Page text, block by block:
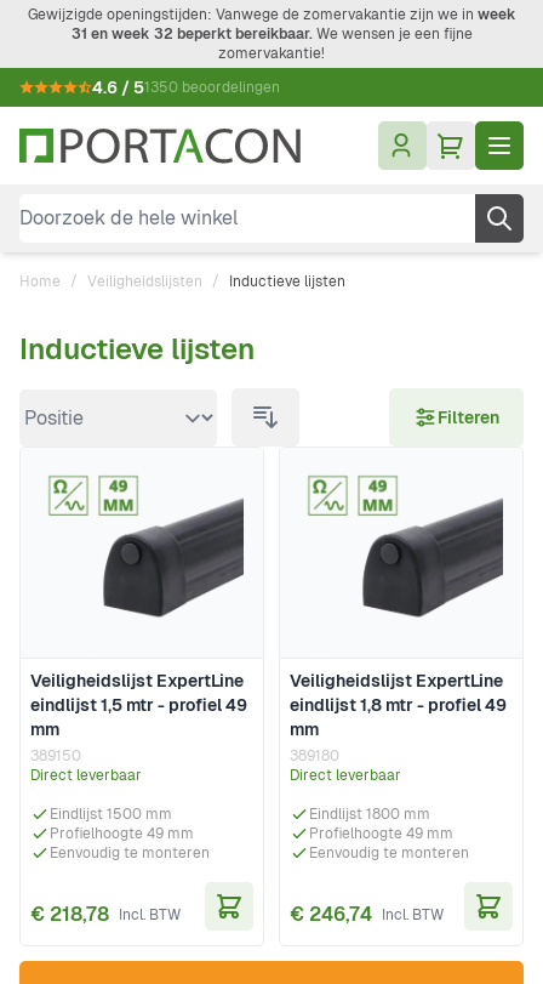
Ga naar de inhoud
Gewijzigde openingstijden: Vanwege de zomervakantie zijn we in week
31 en week 32 beperkt bereikbaar.We wensen je een fijne
zomervakantie!
4.6 / 51350 beoordelingen
Doorzoek de hele winkel
Home / Veiligheids­lijsten / Inductieve lijsten
Doorgaan naar productlijst
Inductieve lijsten
Filteren
Veiligheidslijst ExpertLine
eindlijst 1,5 mtr - profiel 49
mm
389150
Direct leverbaar
Eindlijst 1500 mm
Profielhoogte 49 mm
Eenvoudig te monteren
€ 218,78
Veiligheidslijst ExpertLine
eindlijst 1,8 mtr - profiel 49
mm
389180
Direct leverbaar
Eindlijst 1800 mm
Profielhoogte 49 mm
Eenvoudig te monteren
€ 246,74